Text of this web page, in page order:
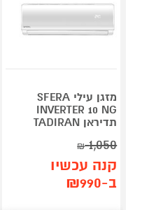
מזגן עילי SFERA
INVERTER 10 NG
תדיראן TADIRAN
1,050
₪
קנה עכשיו
ב-₪990